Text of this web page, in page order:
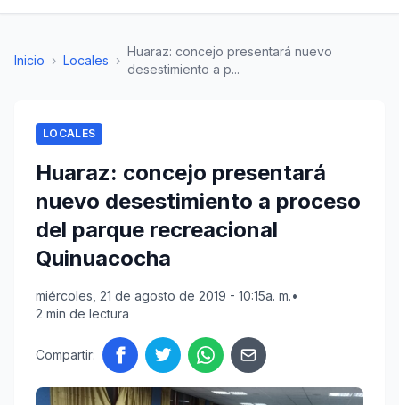
Inicio › Locales ›
Huaraz: concejo presentará nuevo
desestimiento a p...
LOCALES
Huaraz: concejo presentará
nuevo desestimiento a proceso
del parque recreacional
Quinuacocha
miércoles, 21 de agosto de 2019 - 10:15a. m.•
2 min de lectura
Compartir: